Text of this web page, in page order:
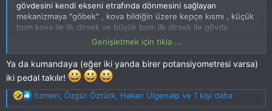
gövdesini kendi ekseni etrafında dönmesini sağlayan
mekanizmaya "göbek" , kova bildiğin üzere kepçe kısmı , küçük
bom kova ile ilk dirsek ve büyük bom ilk dirsek ile gövde
İşin palet yada tekerlek kısmı ise yürüyen aksam . Sticklerin
yerine 3 point switch ile sıkıntısız çözülecek bir durum .
Hatta 1 switch yerine 2 switch kullanılır ve A0,A1,A2 switchi
ileri 2 vites bir stop ve B0,B1,B2 switchleride geri 2 vites ve bir
stop olarak kullanılırsa birebir hareket kabiliyeti verilmiş olur
modele.
Genişletmek için tıkla ...
Ya da kumandaya (eğer iki yanda birer potansiyometresi varsa)
iki pedal takılır!
T
e
özmen, Özgür Öztürk, Hakan Ülgenalp ve 1 kişi daha